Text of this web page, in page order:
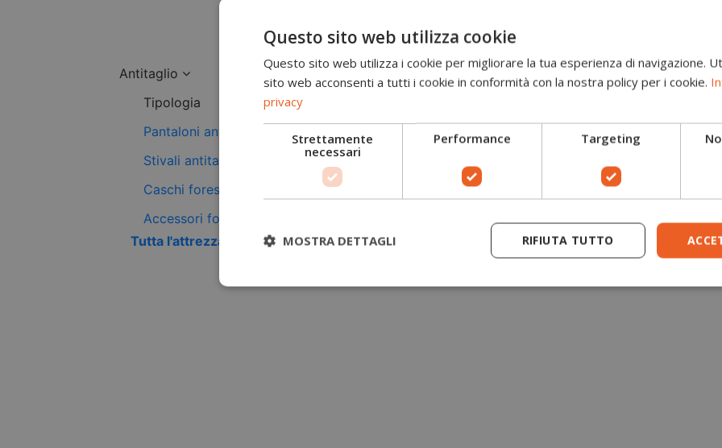
Antitaglio
Tipologia
Pantaloni antitaglio
Scarponi antitaglio
Stivali antitaglio
Caschi forestali
Giacche forestali
Accessori forestali
Tutta l'attrezzatura antitaglio +
Questo sito web utilizza cookie
Questo sito web utilizza i cookie per migliorare la tua esperienza di navigazione.
sito web acconsenti a tutti i cookie in conformità con la nostra policy per i cookie.
privacy
Strettamente
necessari
Performance Targeting
RIFIUTA TUTTO
MOSTRA DETTAGLI